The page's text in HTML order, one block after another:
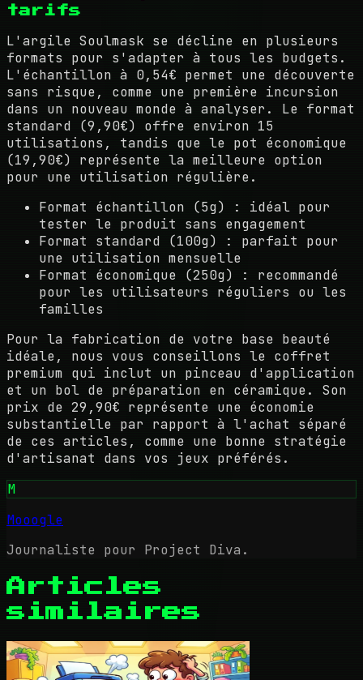
tarifs
L'argile Soulmask se décline en plusieurs
formats pour s'adapter à tous les budgets.
L'échantillon à 0,54€ permet une découverte
sans risque, comme une première incursion
dans un nouveau monde à analyser. Le format
standard (9,90€) offre environ 15
utilisations, tandis que le pot économique
(19,90€) représente la meilleure option
pour une utilisation régulière.
Format échantillon (5g) : idéal pour
tester le produit sans engagement
Format standard (100g) : parfait pour
une utilisation mensuelle
Format économique (250g) : recommandé
pour les utilisateurs réguliers ou les
familles
Pour la fabrication de votre base beauté
idéale, nous vous conseillons le coffret
premium qui inclut un pinceau d'application
et un bol de préparation en céramique. Son
prix de 29,90€ représente une économie
substantielle par rapport à l'achat séparé
de ces articles, comme une bonne stratégie
d'artisanat dans vos jeux préférés.
M
Mooogle
Journaliste pour Project Diva.
Articles
similaires